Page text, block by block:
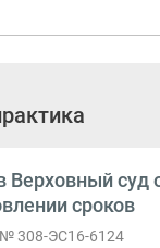
Верховный суд
сроков
308-ЭС16-6124